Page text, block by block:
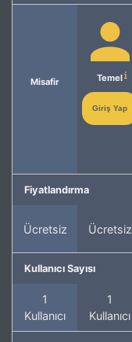
Misafir Temel
Giriş Yap
Fiyatlandırma
Ücretsiz Ücretsiz
Kullanıcı Sayısı
1
Kullanıcı
1
Kullanıcı